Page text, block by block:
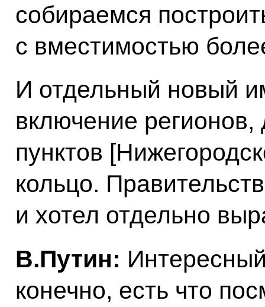
собираемся
с вместимостью
И отдельный новый
включение
пунктов
кольцо.
и хотел отдельно
В.Путин:
конечно, есть что